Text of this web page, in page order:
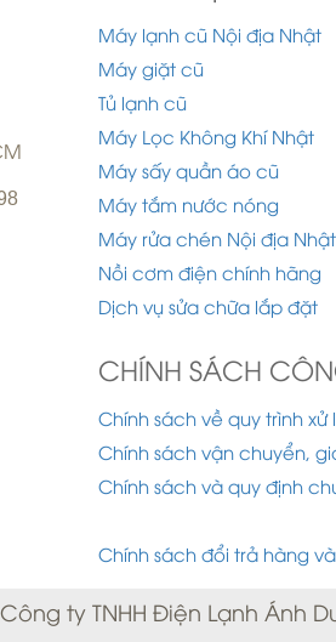
Máy lạnh cũ Nội địa Nhật
Máy giặt cũ
Tủ lạnh cũ
Máy Lọc Không Khí Nhật
Máy sấy quần áo cũ
Máy tắm nước nóng
Máy rửa chén Nội địa Nhật
Nồi cơm điện chính hãng
Dịch vụ sửa chữa lắp đặt
CHÍNH SÁCH
Chính sách về quy trình xử
Chính sách vận chuyển,
Chính sách và quy định
Chính sách đổi trả hàng
ty TNHH Điện Lạnh Ánh